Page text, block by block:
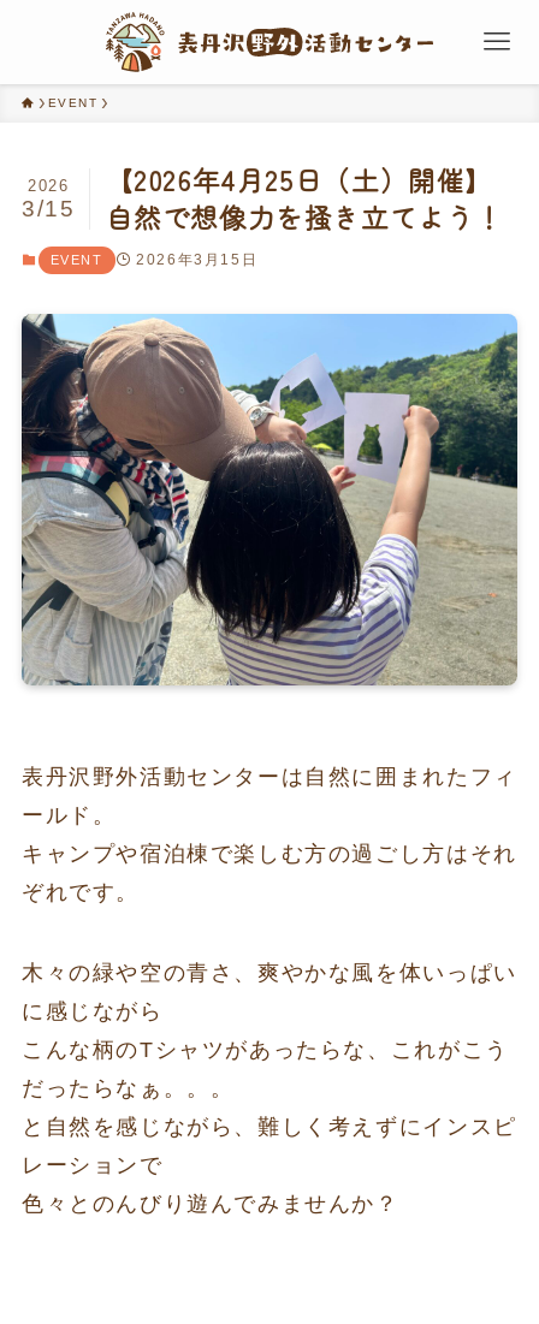
EVENT
【2026年4月25日（土）開催】
自然で想像力を掻き立てよう！
2026
3/15
EVENT 2026年3月15日
表丹沢野外活動センターは自然に囲まれたフィ
ールド。
キャンプや宿泊棟で楽しむ方の過ごし方はそれ
ぞれです。
木々の緑や空の青さ、爽やかな風を体いっぱい
に感じながら
こんな柄のTシャツがあったらな、これがこう
だったらなぁ。。。
と自然を感じながら、難しく考えずにインスピ
レーションで
色々とのんびり遊んでみませんか？